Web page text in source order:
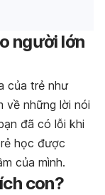
người lớn
của trẻ như
về những lời nói
đã có lỗi khi
học được
của mình.
con?